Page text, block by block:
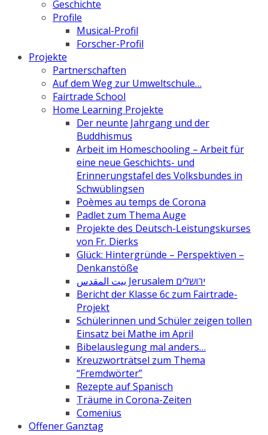
Geschichte
Profile
Musical-Profil
Forscher-Profil
Projekte
Partnerschaften
Auf dem Weg zur Umweltschule…
Fairtrade School
Home Learning Projekte
Der neunte Jahrgang und der
Buddhismus
Arbeit im Homeschooling – Arbeit für
eine neue Geschichts- und
Erinnerungstafel des Volksbundes in
Schwüblingsen
Poèmes au temps de Corona
Padlet zum Thema Auge
Projekte des Deutsch-Leistungskurses
von Fr. Dierks
Glück: Hintergründe – Perspektiven –
Denkanstöße
بيت المقدس Jerusalem ירושלים
Bericht der Klasse 6c zum Fairtrade-
Projekt
Schülerinnen und Schüler zeigen tollen
Einsatz bei Mathe im April
Bibelauslegung mal anders…
Kreuzworträtsel zum Thema
“Fremdwörter”
Rezepte auf Spanisch
Träume in Corona-Zeiten
Comenius
Offener Ganztag